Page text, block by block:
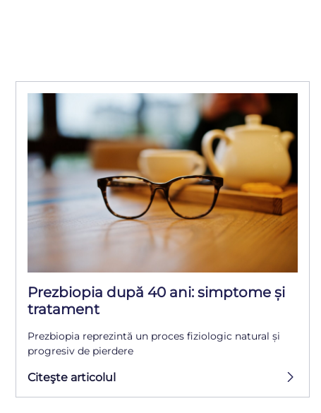
Prezbiopia după 40 ani: simptome și
tratament
Prezbiopia reprezintă un proces fiziologic natural și
progresiv de pierdere
Citeşte articolul